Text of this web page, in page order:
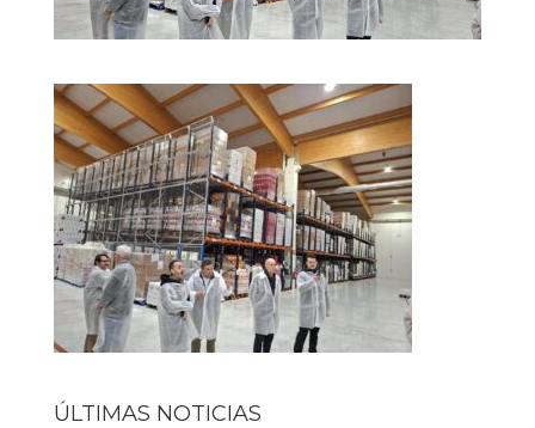
ÚLTIMAS NOTICIAS